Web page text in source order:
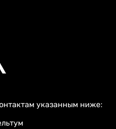
указанным ниже: